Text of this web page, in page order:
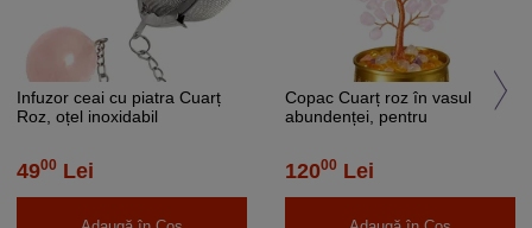
Infuzor ceai cu piatra Cuarț
Roz, oțel inoxidabil
4900 Lei
Copac Cuarț roz în vasul
abundenței, pentru
17 cm
12000 Lei